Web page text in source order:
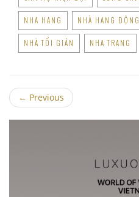
NHA HANG NHÀ HANG ĐỘNG
NHÀ TỐI GIẢN NHA TRANG
← Previous